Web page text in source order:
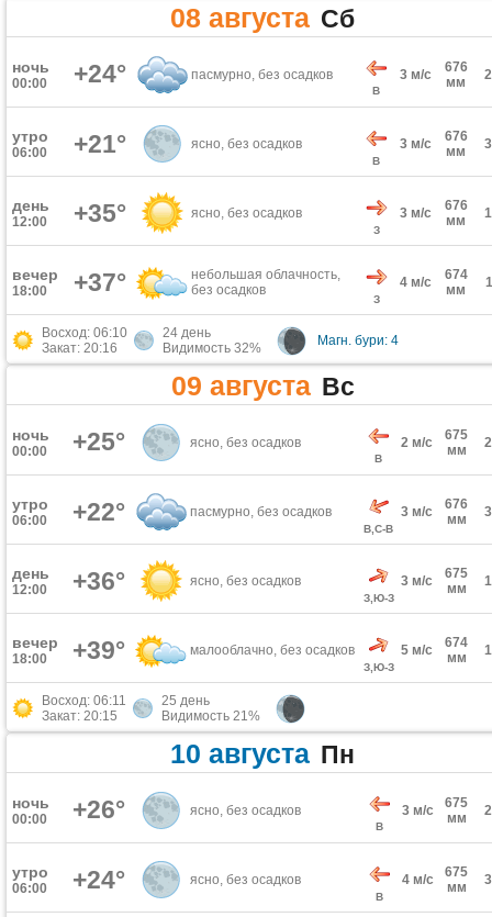
08 августа Сб
ночь
00:00 +24° пасмурно, без осадков
В
3 м/с
676
мм
утро
06:00 +21° ясно, без осадков
В
3 м/с
676
мм
день
12:00 +35° ясно, без осадков
З
3 м/с
676
мм
вечер
18:00 +37°
небольшая облачность,
без осадков
З
4 м/с
674
мм
Восход: 06:10
Закат: 20:16
24 день
Видимость 32%
Магн. бури: 4
09 августа Вс
ночь
00:00 +25° ясно, без осадков
В
2 м/с
675
мм
утро
06:00 +22° пасмурно, без осадков
В,С-В
3 м/с
676
мм
день
12:00 +36° ясно, без осадков
З,Ю-З
3 м/с
675
мм
вечер
18:00 +39° малооблачно, без осадков
З,Ю-З
5 м/с
674
мм
Восход: 06:11
Закат: 20:15
25 день
Видимость 21%
10 августа Пн
ночь
00:00 +26° ясно, без осадков
В
3 м/с
675
мм
утро
06:00 +24° ясно, без осадков
В
4 м/с
675
мм